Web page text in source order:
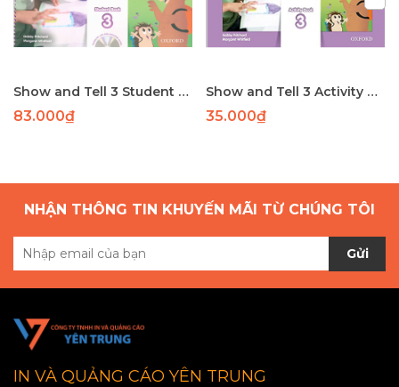
Show and Tell 3 Student Book
83.000₫
Show and Tell 3 Activity Book
35.000₫
NHẬN THÔNG TIN KHUYẾN MÃI TỪ CHÚNG TÔI
Gửi
IN VÀ QUẢNG CÁO YÊN TRUNG